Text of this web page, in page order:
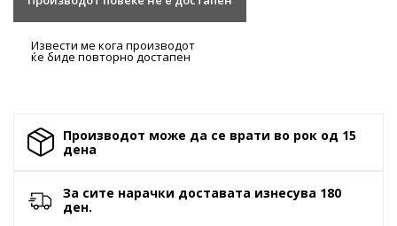
Извести ме кога производот
ќе биде повторно достапен
Производот може да се врати во рок од 15
денa
За сите нарачки доставата изнесува 180
ден.